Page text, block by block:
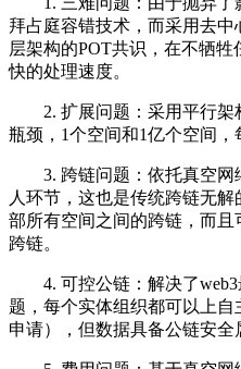
拜占庭容错技术，而采用去
层架构的POT共识，在不牺
快的处理速度。
2. 扩展问题：采用平行
瓶颈，1个空间和1亿个空间，
3. 跨链问题：依托真空
人环节，这也是传统跨链无
部所有空间之间的跨链，而
跨链。
4. 可控公链：解决了
题，每个实体组织都可以上
申请），但数据具备公链安全